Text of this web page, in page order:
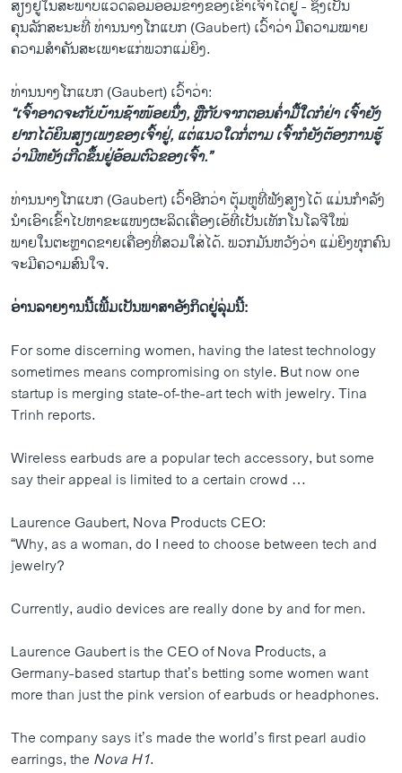
ສຽງຢູ່ໃນສະພາບແວດລ້ອມອ້ອມຂ້າງຂອງເຂົາເຈົ້າໄດ້ຢູ່ - ຊຶ່ງເປັນ
ຄຸນລັກສະນະທີ່ ທ່ານນາງໂກແບກ (Gaubert) ເວົ້າວ່າ ມີຄວາມໝາຍ
ຄວາມສໍາຄັນສະເພາະແກ່ພວກແມ່ຍິງ.
ທ່ານນາງໂກແບກ (Gaubert) ເວົ້າວ່າ:
“ເຈົ້າອາດຈະກັບບ້ານຊ້າໜ້ອຍນຶ່ງ, ຫຼືກັບຈາກຕອນຄໍ່າມື້ໃດກໍຢ່າ ເຈົ້າຍັງ
ຢາກໄດ້ຍິນສຽງເພງຂອງເຈົ້າຢູ່, ແຕ່ແນວໃດກໍ່ຕາມ ເຈົ້າກໍຍັງຕ້ອງການຮູ້
ວ່າມີຫຍັງເກີດຂຶ້ນຢູ່ອ້ອມຕົວຂອງເຈົ້າ.”
ທ່ານນາງໂກແບກ (Gaubert) ເວົ້າອີກວ່າ ຕຸ້ມຫູທີ່ຟັງສຽງໄດ້ ແມ່ນກຳລັງ
ນຳເອົາເຂົ້າໄປຫາຂະແໜງຜະລິດເຄື່ອງເອ້ທີ່ເປັນເທັກໂນໂລຈີໃໝ່
ພາຍໃນຕະຫຼາດຂາຍເຄື່ອງທີ່ສວມໃສ່ໄດ້. ພວກມັນຫວັງວ່າ ແມ່ຍິງທຸກຄົນ
ຈະມີຄວາມສົນໃຈ.
ອ່ານລາຍງານນີ້ເພີ້ມເປັນພາສາອັງກິດຢູ່ລຸ່ມນີ້:
For some discerning women, having the latest technology
sometimes means compromising on style. But now one
startup is merging state-of-the-art tech with jewelry. Tina
Trinh reports.
Wireless earbuds are a popular tech accessory, but some
say their appeal is limited to a certain crowd …
Laurence Gaubert, Nova Products CEO:
“Why, as a woman, do I need to choose between tech and
jewelry?
Currently, audio devices are really done by and for men.
Laurence Gaubert is the CEO of Nova Products, a
Germany-based startup that’s betting some women want
more than just the pink version of earbuds or headphones.
The company says it’s made the world’s first pearl audio
earrings, the Nova H1.